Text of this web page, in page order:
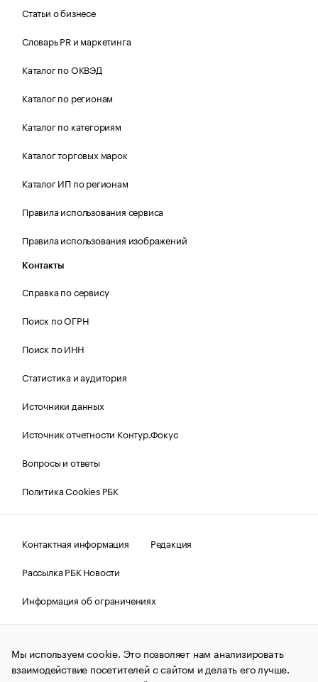
Статьи о бизнесе
Словарь PR и маркетинга
Каталог по ОКВЭД
Каталог по регионам
Каталог по категориям
Каталог торговых марок
Каталог ИП по регионам
Правила использования сервиса
Правила использования изображений
Контакты
Справка по сервису
Поиск по ОГРН
Поиск по ИНН
Статистика и аудитория
Источники данных
Источник отчетности Контур.Фокус
Вопросы и ответы
Политика Cookies РБК
Контактная информация
Редакция
Рассылка РБК Новости
Информация об ограничениях
Правовая информация
О соблюдении авторских прав
© АО «РОСБИЗНЕСКОНСАЛТИНГ»,1995–2026.Сообщения
и материалы информационного агентства «РБК»
(зарегистрировано Федеральной службой по надзору в сфере
Мы используем cookie. Это позволяет нам анализировать
взаимодействие посетителей с сайтом и делать его лучше.